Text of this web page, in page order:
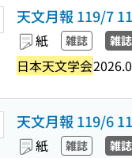
天文月報 119/7
紙 雑誌 雑
日本天文学会
天文月報 119/6
紙 雑誌 雑